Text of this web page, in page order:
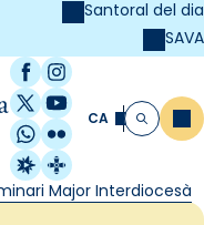
Santoral del dia
SAVA
Facebook
Instagram
X / Twitter
YouTube
WhatsApp
Flickr
Radio Estel
Catalunya
CA Cerca
Major Interdiocesà